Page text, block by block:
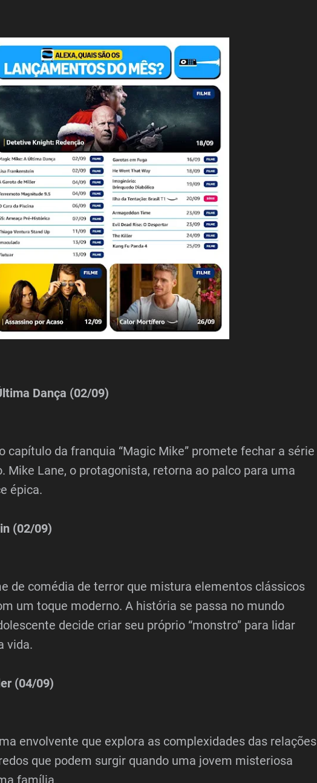
Dança (02/09)
capítulo da franquia “Magic Mike” promete fechar a série
Mike Lane, o protagonista, retorna ao palco para uma
épica.
(02/09)
de comédia de terror que mistura elementos clássicos
um toque moderno. A história se passa no mundo
decide criar seu próprio “monstro” para lidar
vida.
(04/09)
envolvente que explora as complexidades das relações
que podem surgir quando uma jovem misteriosa
família.